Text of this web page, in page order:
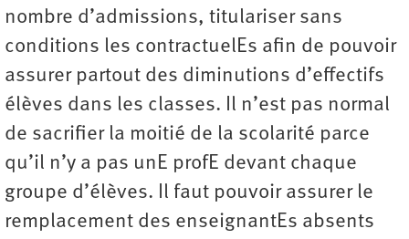
nombre d’admissions, titulariser sans
conditions les contractuelEs afin de pouvoir
assurer partout des diminutions d’effectifs
élèves dans les classes. Il n’est pas normal
de sacrifier la moitié de la scolarité parce
qu’il n’y a pas unE profE devant chaque
groupe d’élèves. Il faut pouvoir assurer le
remplacement des enseignantEs absents